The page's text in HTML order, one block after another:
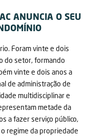
ANUNCIA O SEU
Foram vinte e dois
do setor, formando
vinte e dois anos a
de administração de
multidisciplinar e
metade da
a fazer serviço público,
regime da propriedade